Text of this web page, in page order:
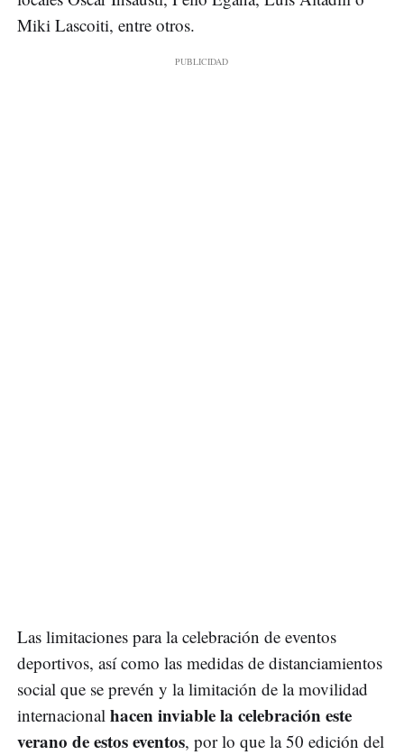
Miki Lascoiti, entre otros.
Las limitaciones para la celebración de eventos
deportivos, así como las medidas de distanciamientos
social que se prevén y la limitación de la movilidad
internacional hacen inviable la celebración este
verano de estos eventos, por lo que la 50 edición del